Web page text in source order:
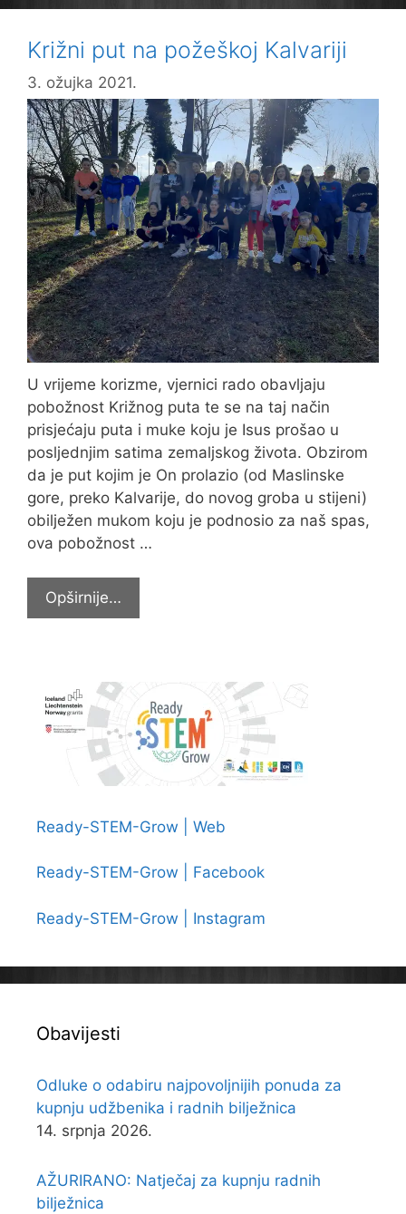
virtualno
Školi
Križni put na požeškoj Kalvariji
3. ožujka 2021.
U vrijeme korizme, vjernici rado obavljaju
pobožnost Križnog puta te se na taj način
prisjećaju puta i muke koju je Isus prošao u
posljednjim satima zemaljskog života. Obzirom
da je put kojim je On prolazio (od Maslinske
gore, preko Kalvarije, do novog groba u stijeni)
obilježen mukom koju je podnosio za naš spas,
ova pobožnost …
Opširnije…
put
Kalvariji
Ready-STEM-Grow | Web
Ready-STEM-Grow | Facebook
Ready-STEM-Grow | Instagram
Obavijesti
Odluke o odabiru najpovoljnijih ponuda za
kupnju udžbenika i radnih bilježnica
14. srpnja 2026.
AŽURIRANO: Natječaj za kupnju radnih
bilježnica